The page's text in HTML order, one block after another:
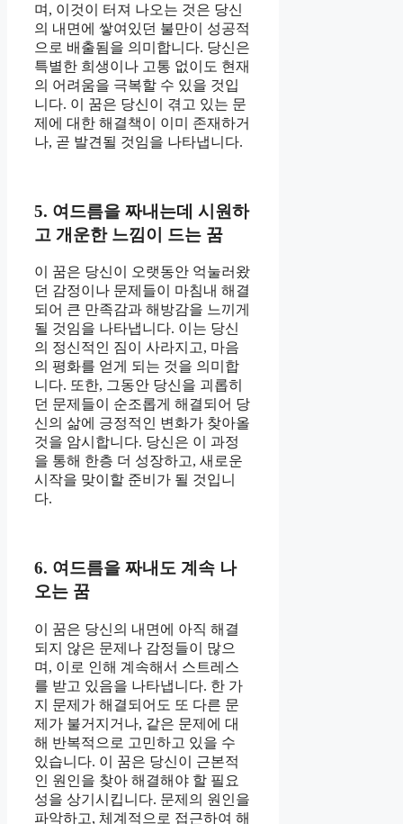
며, 이것이 터져 나오는 것은 당신
의 내면에 쌓여있던 불만이 성공적
으로 배출됨을 의미합니다. 당신은
특별한 희생이나 고통 없이도 현재
의 어려움을 극복할 수 있을 것입
니다. 이 꿈은 당신이 겪고 있는 문
제에 대한 해결책이 이미 존재하거
나, 곧 발견될 것임을 나타냅니다.
5. 여드름을 짜내는데 시원하
고 개운한 느낌이 드는 꿈
이 꿈은 당신이 오랫동안 억눌러왔
던 감정이나 문제들이 마침내 해결
되어 큰 만족감과 해방감을 느끼게
될 것임을 나타냅니다. 이는 당신
의 정신적인 짐이 사라지고, 마음
의 평화를 얻게 되는 것을 의미합
니다. 또한, 그동안 당신을 괴롭히
던 문제들이 순조롭게 해결되어 당
신의 삶에 긍정적인 변화가 찾아올
것을 암시합니다. 당신은 이 과정
을 통해 한층 더 성장하고, 새로운
시작을 맞이할 준비가 될 것입니
다.
6. 여드름을 짜내도 계속 나
오는 꿈
이 꿈은 당신의 내면에 아직 해결
되지 않은 문제나 감정들이 많으
며, 이로 인해 계속해서 스트레스
를 받고 있음을 나타냅니다. 한 가
지 문제가 해결되어도 또 다른 문
제가 불거지거나, 같은 문제에 대
해 반복적으로 고민하고 있을 수
있습니다. 이 꿈은 당신이 근본적
인 원인을 찾아 해결해야 할 필요
성을 상기시킵니다. 문제의 원인을
파악하고, 체계적으로 접근하여 해